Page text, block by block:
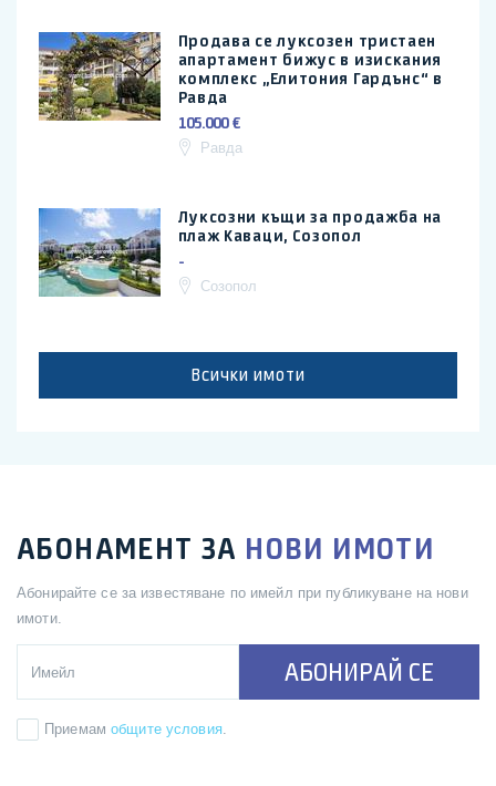
Продава се луксозен тристаен
апартамент бижус в изискания
комплекс „Елитония Гардънс“ в
Равда
105.000 €
Равда
Луксозни къщи за продажба на
плаж Каваци, Созопол
-
Созопол
Всички имоти
АБОНАМЕНТ ЗА НОВИ ИМОТИ
Абонирайте се за известяване по имейл при публикуване на нови
имоти.
АБОНИРАЙ СЕ
Приемам общите условия.